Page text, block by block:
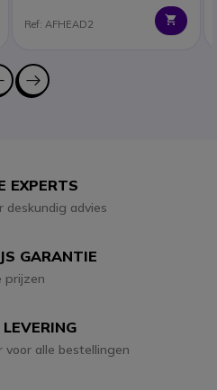
Ref: AFHEAD2
EXPERTS
deskundig advies
GARANTIE
prijzen
LEVERING
voor alle bestellingen